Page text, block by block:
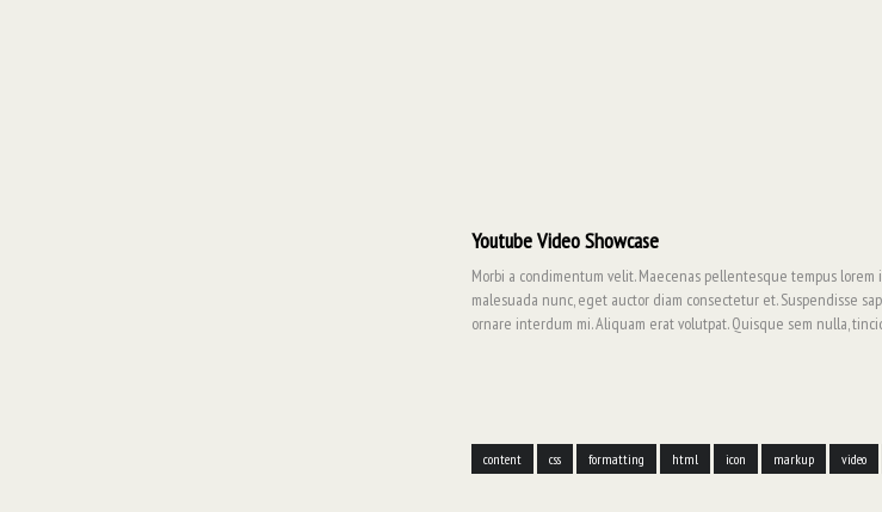
Youtube Video Showcase
Morbi a condimentum velit. Maecenas pellentesque tempus
malesuada nunc, eget auctor diam consectetur et. Suspendisse
ornare interdum mi. Aliquam erat volutpat. Quisque sem nulla,
content css formatting html icon markup video